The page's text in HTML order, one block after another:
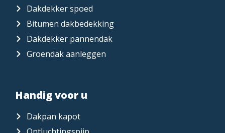
Dakdekker spoed
Bitumen dakbedekking
Dakdekker pannendak
Groendak aanleggen
Handig voor u
Dakpan kapot